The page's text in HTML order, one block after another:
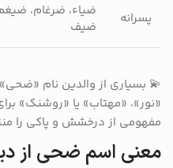
پسرانه
ضیاء، ضرغام،
ضیف
💫 بسیاری از والدین نام
«نور»، «مهتاب» یا «روشنک»
مفهومی از درخشش و پاکی را
معنی اسم ضحی از